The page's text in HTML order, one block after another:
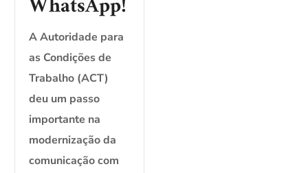
A Autoridade para
as Condições de
Trabalho (ACT)
deu um passo
importante na
modernização da
comunicação com